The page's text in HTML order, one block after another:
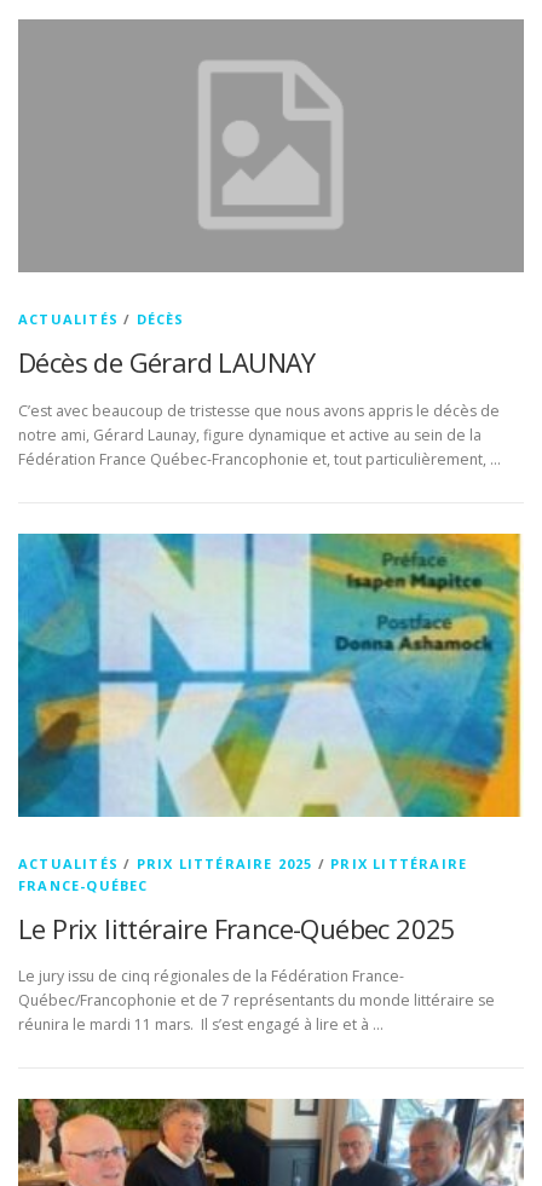
ACTUALITÉS / DÉCÈS
Décès de Gérard LAUNAY
C’est avec beaucoup de tristesse que nous avons appris le décès de
notre ami, Gérard Launay, figure dynamique et active au sein de la
Fédération France Québec-Francophonie et, tout particulièrement, …
ACTUALITÉS / PRIX LITTÉRAIRE 2025 / PRIX LITTÉRAIRE
FRANCE-QUÉBEC
Le Prix littéraire France-Québec 2025
Le jury issu de cinq régionales de la Fédération France-
Québec/Francophonie et de 7 représentants du monde littéraire se
réunira le mardi 11 mars. Il s’est engagé à lire et à …